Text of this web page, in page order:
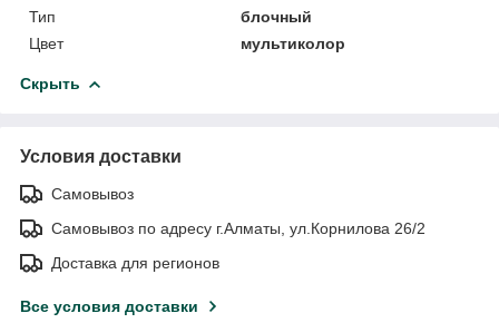
Тип
блочный
Цвет
мультиколор
Скрыть
Условия доставки
Самовывоз
Самовывоз по адресу г.Алматы, ул.Корнилова 26/2
Доставка для регионов
Все условия доставки